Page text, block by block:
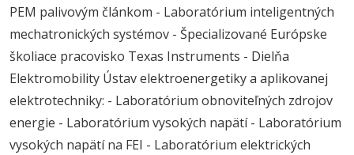
PEM palivovým článkom - Laboratórium inteligentných
mechatronických systémov - Špecializované Európske
školiace pracovisko Texas Instruments - Dielňa
Elektromobility Ústav elektroenergetiky a aplikovanej
elektrotechniky: - Laboratórium obnoviteľných zdrojov
energie - Laboratórium vysokých napätí - Laboratórium
vysokých napätí na FEI - Laboratórium elektrických